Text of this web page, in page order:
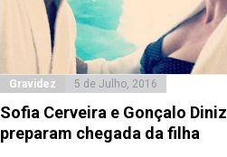
Gravidez 5 de Julho, 2016
Sofia Cerveira e Gonçalo Diniz
preparam chegada da filha